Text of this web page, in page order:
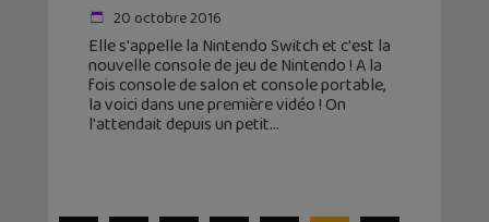
20 octobre 2016
Elle s'appelle la Nintendo Switch et c'est la
nouvelle console de jeu de Nintendo ! A la
fois console de salon et console portable,
la voici dans une première vidéo ! On
l'attendait depuis un petit